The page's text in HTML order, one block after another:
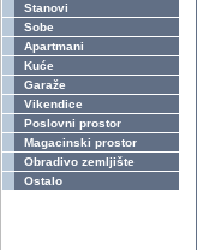
Stanovi
Sobe
Apartmani
Kuće
Garaže
Vikendice
Poslovni prostor
Magacinski prostor
Obradivo zemljište
Ostalo